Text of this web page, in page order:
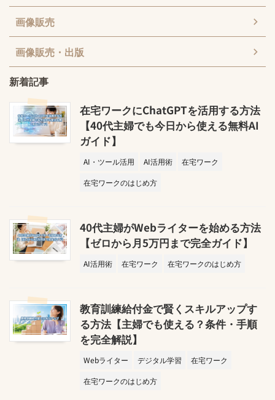
画像販売
画像販売・出版
新着記事
在宅ワークにChatGPTを活用する方法
【40代主婦でも今日から使える無料AI
ガイド】
AI・ツール活用 AI活用術
在宅ワーク
在宅ワークのはじめ方
40代主婦がWebライターを始める方法
【ゼロから月5万円まで完全ガイド】
AI活用術 在宅ワーク 在宅ワークのはじめ方
教育訓練給付金で賢くスキルアップす
る方法【主婦でも使える？条件・手順
を完全解説】
Webライター デジタル学習
在宅ワーク
在宅ワークのはじめ方